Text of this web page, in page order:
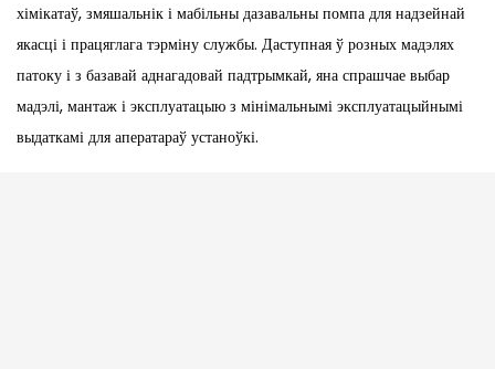
хімікатаў, змяшальнік і мабільны дазавальны помпа для надзейнай
якасці і працяглага тэрміну службы. Даступная ў розных мадэлях
патоку і з базавай аднагадовай падтрымкай, яна спрашчае выбар
мадэлі, мантаж і эксплуатацыю з мінімальнымі эксплуатацыйнымі
выдаткамі для аператараў устаноўкі.